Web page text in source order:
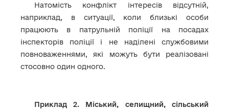
Натомість конфлікт інтересів відсутній,
наприклад, в ситуації, коли близькі особи
працюють в патрульній поліції на посадах
інспекторів поліції і не наділені службовими
повноваженнями, які можуть бути реалізовані
стосовно один одного.
Приклад 2. Міський, селищний, сільський